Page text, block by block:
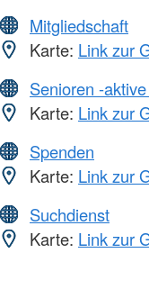
Mitgliedschaft
Karte: Link zur
Senioren -
Karte: Link zur
Spenden
Karte: Link zur
Suchdienst
Karte: Link zur